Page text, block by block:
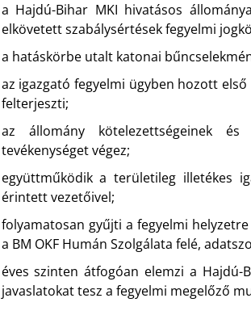
a Hajdú-Bihar MKI hivatásos
elkövetett szabálysértések fegyelmi
a hatáskörbe utalt katonai
az igazgató fegyelmi ügyben hozott
felterjeszti;
az állomány kötelezettségeinek és
tevékenységet végez;
együttműködik a területileg illetékes
érintett vezetőivel;
folyamatosan gyűjti a fegyelmi
a BM OKF Humán Szolgálata felé,
éves szinten átfogóan elemzi a Hajdú-
javaslatokat tesz a fegyelmi megelőző